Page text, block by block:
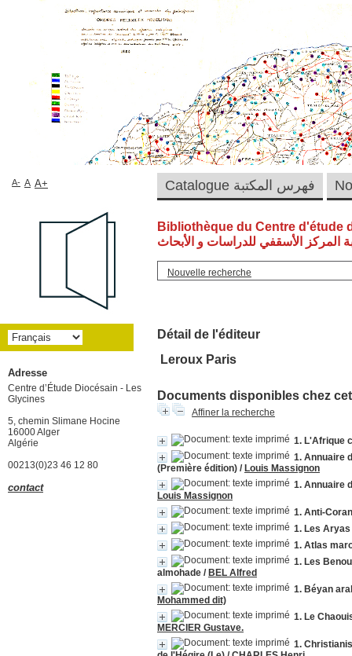
Bibliothèque du Centre d'étude
المركز الأسقفي للدراسات و الأبحاث
Nouvelle recherche
Détail de l'éditeur
Leroux Paris
Documents disponibles chez
Affiner la recherche
1. L'Afrique
1. Annuaire
(Première édition) / Louis Massignon
1. Annuaire
Louis Massignon
1. Anti-
1. Les
1. Atlas
1. Les
almohade / BEL Alfred
1. Béyan
Mohammed dit)
1. Le
MERCIER Gustave.
1.
Catalogue فهرس المكتبة A- A A+
Adresse
Centre d’Étude Diocésain - Les
Glycines
5, chemin Slimane Hocine
16000 Alger
Algérie
00213(0)23 46 12 80
contact